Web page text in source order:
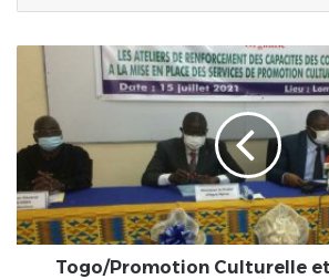
Togo/Promotion
Culturelle
Artistique
:
l'IRES-
RDEC
à
l'œuvre.
Togo/Promotion Culturelle